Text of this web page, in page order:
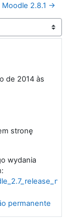
Moodle 2.8.1 →
de 2014 às
stronę
wydania
permanente